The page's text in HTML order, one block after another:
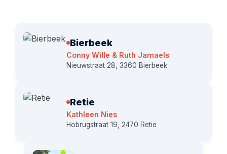
Bierbeek
Conny Wille & Ruth Jamaels
Nieuwstraat 28, 3360 Bierbeek
Retie
Kathleen Nies
Hobrugstraat 19, 2470 Retie